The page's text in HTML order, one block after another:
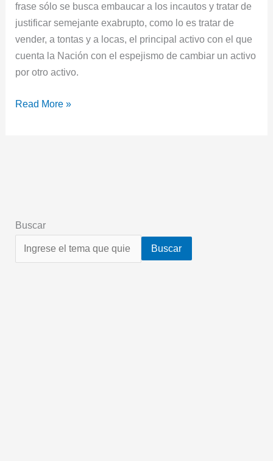
frase sólo se busca embaucar a los incautos y tratar de
justificar semejante exabrupto, como lo es tratar de
vender, a tontas y a locas, el principal activo con el que
cuenta la Nación con el espejismo de cambiar un activo
por otro activo.
Read More »
Buscar
Buscar